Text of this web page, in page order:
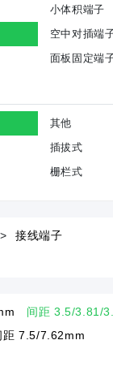
小体积端子
空中对插端
面板固定端
其他
插拔式
栅栏式
接线端子
间距 3.5/3.81/
距 7.5/7.62mm